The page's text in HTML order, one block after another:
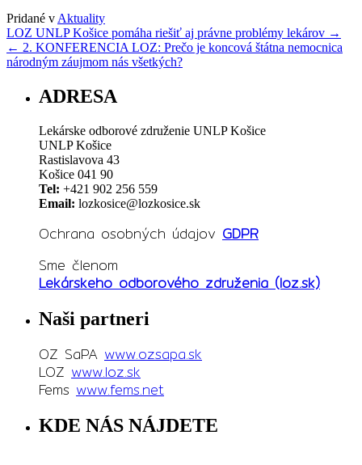
Pridané v Aktuality
Navigácia
v
článkoch
LOZ UNLP Košice pomáha riešiť aj právne problémy lekárov →
← 2. KONFERENCIA LOZ: Prečo je koncová štátna nemocnica
národným záujmom nás všetkých?
ADRESA
Lekárske odborové združenie UNLP Košice
UNLP Košice
Rastislavova 43
Košice 041 90
Tel: +421 902 256 559
Email: lozkosice@lozkosice.sk
Ochrana osobných údajov GDPR
Sme členom
Lekárskeho odborového združenia (loz.sk)
Naši partneri
OZ SaPA www.ozsapa.sk
LOZ www.loz.sk
Fems www.fems.net
KDE NÁS NÁJDETE